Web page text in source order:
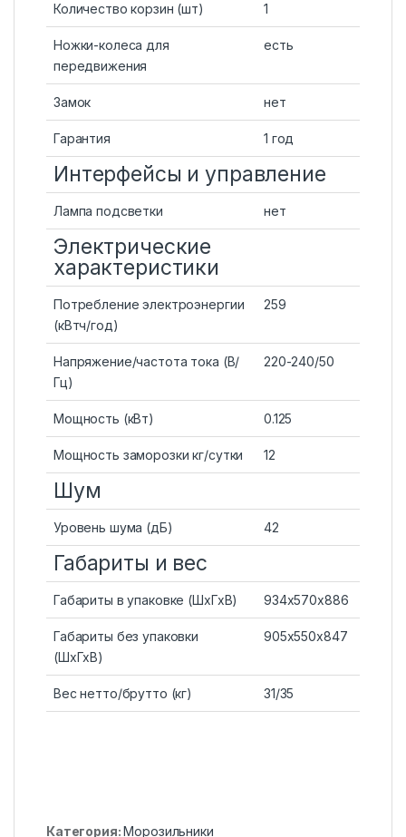
Количество корзин (шт) 1
Ножки-колеса для
передвижения
есть
Замок нет
Гарантия 1 год
Интерфейсы и управление
Лампа подсветки нет
Электрические
характеристики
Потребление электроэнергии
(кВтч/год)
259
Напряжение/частота тока (В/
Гц)
220-240/50
Мощность (кВт) 0.125
Мощность заморозки кг/сутки 12
Шум
Уровень шума (дБ) 42
Габариты и вес
Габариты в упаковке (ШхГхВ) 934х570х886
Габариты без упаковки
(ШхГхВ)
905x550x847
Вес нетто/брутто (кг) 31/35
Категория:Морозильники